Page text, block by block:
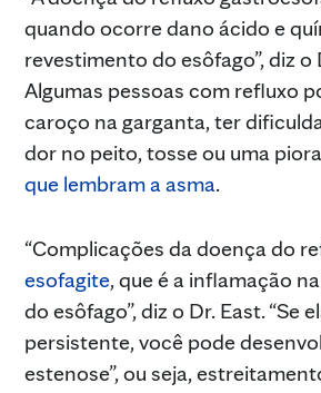
quando ocorre dano ácido e
revestimento do esôfago”, diz o
Algumas pessoas com refluxo
caroço na garganta, ter
dor no peito, tosse ou uma
que lembram a asma.
“Complicações da doença do
esofagite, que é a inflamação
do esôfago”, diz o Dr. East. “Se
persistente, você pode
estenose”, ou seja,